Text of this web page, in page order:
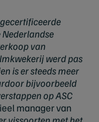
van
werd pas
is er steeds meer
bijvoorbeeld
op ASC
manager van